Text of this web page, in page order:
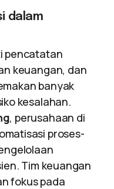
dalam
pencatatan
keuangan, dan
banyak
kesalahan.
, perusahaan di
proses-
Tim keuangan
fokus pada